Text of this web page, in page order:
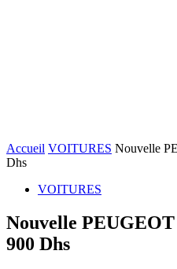
Accueil VOITURES Nouvelle
Dhs
VOITURES
Nouvelle
900 Dhs